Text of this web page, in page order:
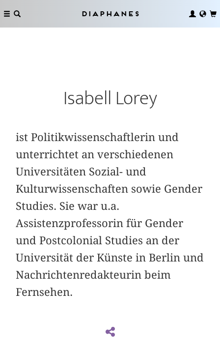
Diaphanes
Isabell Lorey
ist Politikwissenschaftlerin und
unterrichtet an verschiedenen
Universitäten Sozial- und
Kulturwissenschaften sowie Gender
Studies. Sie war u.a.
Assistenzprofessorin für Gender
und Postcolonial Studies an der
Universität der Künste in Berlin und
Nachrichtenredakteurin beim
Fernsehen.